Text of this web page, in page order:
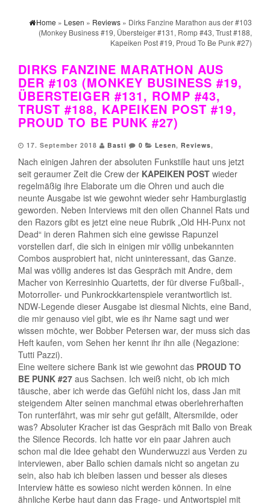
Home » Lesen » Reviews » Dirks Fanzine Marathon aus der #103
(Monkey Business #19, Übersteiger #131, Romp #43, Trust #188,
Kapeiken Post #19, Proud To Be Punk #27)
DIRKS FANZINE MARATHON AUS
DER #103 (MONKEY BUSINESS #19,
ÜBERSTEIGER #131, ROMP #43,
TRUST #188, KAPEIKEN POST #19,
PROUD TO BE PUNK #27)
17. September 2018 Basti 0 Lesen, Reviews,
Nach einigen Jahren der absoluten Funkstille haut uns jetzt
seit geraumer Zeit die Crew der KAPEIKEN POST wieder
regelmäßig ihre Elaborate um die Ohren und auch die
neunte Ausgabe ist wie gewohnt wieder sehr Hamburglastig
geworden. Neben Interviews mit den ollen Channel Rats und
den Razors gibt es jetzt eine neue Rubrik „Old HH-Punx not
Dead“ in deren Rahmen sich eine gewisse Rapunzel
vorstellen darf, die sich in einigen mir völlig unbekannten
Combos ausprobiert hat, nicht uninteressant, das Ganze.
Mal was völlig anderes ist das Gespräch mit Andre, dem
Macher von Kerresinhio Quartetts, der für diverse Fußball-,
Motorroller- und Punkrockkartenspiele verantwortlich ist.
NDW-Legende dieser Ausgabe ist diesmal Nichts, eine Band,
die mir genauso viel gibt, wie es ihr Name sagt und wer
wissen möchte, wer Bobber Petersen war, der muss sich das
Heft kaufen, vom Sehen her kennt ihr ihn alle (Negazione:
Tutti Pazzi).
Eine weitere sichere Bank ist wie gewohnt das PROUD TO
BE PUNK #27 aus Sachsen. Ich weiß nicht, ob ich mich
täusche, aber ich werde das Gefühl nicht los, dass Jan mit
steigendem Alter seinen manchmal etwas oberlehrerhaften
Ton runterfährt, was mir sehr gut gefällt, Altersmilde, oder
was? Absoluter Kracher ist das Gespräch mit Ballo von Break
the Silence Records. Ich hatte vor ein paar Jahren auch
schon mal die Idee gehabt den Wunderwuzzi aus Verden zu
interviewen, aber Ballo schien damals nicht so angetan zu
sein, also hab ich bleiben lassen und besser als dieses
Interview hätte es sowieso nicht werden können. In eine
ähnliche Kerbe haut dann das Frage- und Antwortspiel mit